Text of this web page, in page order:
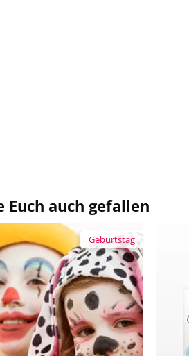
Euch auch gefallen
Geburtstag